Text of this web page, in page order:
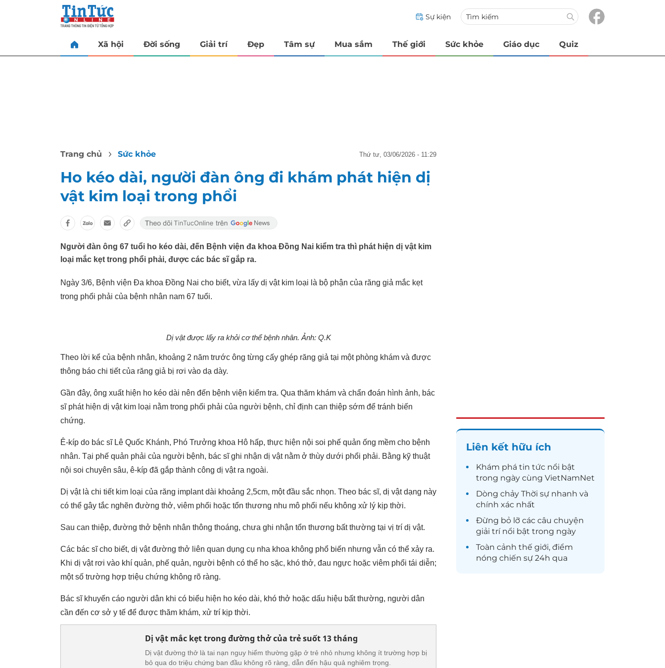
Sự kiện
Xã hội Đời sống Giải trí Đẹp Tâm sự Mua sắm Thế giới Sức khỏe Giáo dục Quiz
Trang chủ Sức khỏe thứ tư, 03/06/2026 - 11:29
Ho kéo dài, người đàn ông đi khám phát hiện dị
vật kim loại trong phổi
Người đàn ông 67 tuổi ho kéo dài, đến Bệnh viện đa khoa Đồng Nai kiểm tra thì phát hiện dị vật kim
loại mắc kẹt trong phổi phải, được các bác sĩ gắp ra.
Ngày 3/6, Bệnh viện Đa khoa Đồng Nai cho biết, vừa lấy dị vật kim loại là bộ phận của răng giả mắc kẹt
trong phổi phải của bệnh nhân nam 67 tuổi.
Dị vật được lấy ra khỏi cơ thể bệnh nhân. Ảnh: Q.K
Theo lời kể của bệnh nhân, khoảng 2 năm trước ông từng cấy ghép răng giả tại một phòng khám và được
thông báo chi tiết của răng giả bị rơi vào dạ dày.
Gần đây, ông xuất hiện ho kéo dài nên đến bệnh viện kiểm tra. Qua thăm khám và chẩn đoán hình ảnh, bác
sĩ phát hiện dị vật kim loại nằm trong phổi phải của người bệnh, chỉ định can thiệp sớm để tránh biến
chứng.
Ê-kíp do bác sĩ Lê Quốc Khánh, Phó Trưởng khoa Hô hấp, thực hiện nội soi phế quản ống mềm cho bệnh
nhân. Tại phế quản phải của người bệnh, bác sĩ ghi nhận dị vật nằm ở thùy dưới phổi phải. Bằng kỹ thuật
nội soi chuyên sâu, ê-kíp đã gắp thành công dị vật ra ngoài.
Dị vật là chi tiết kim loại của răng implant dài khoảng 2,5cm, một đầu sắc nhọn. Theo bác sĩ, dị vật dạng này
có thể gây tắc nghẽn đường thở, viêm phổi hoặc tổn thương nhu mô phổi nếu không xử lý kịp thời.
Sau can thiệp, đường thở bệnh nhân thông thoáng, chưa ghi nhận tổn thương bất thường tại vị trí dị vật.
Các bác sĩ cho biết, dị vật đường thở liên quan dụng cụ nha khoa không phổ biến nhưng vẫn có thể xảy ra.
Khi dị vật rơi vào khí quản, phế quản, người bệnh có thể ho sặc, khó thở, đau ngực hoặc viêm phổi tái diễn;
một số trường hợp triệu chứng không rõ ràng.
Bác sĩ khuyến cáo người dân khi có biểu hiện ho kéo dài, khó thở hoặc dấu hiệu bất thường, người dân
cần đến cơ sở y tế để được thăm khám, xử trí kịp thời.
Dị vật mắc kẹt trong đường thở của trẻ suốt 13 tháng
Dị vật đường thở là tai nạn nguy hiểm thường gặp ở trẻ nhỏ nhưng không ít trường hợp bị
bỏ qua do triệu chứng ban đầu không rõ ràng, dẫn đến hậu quả nghiêm trọng.
Liên kết hữu ích
Khám phá tin tức nổi bật
trong ngày cùng VietNamNet
Dòng chảy Thời sự nhanh và
chính xác nhất
Đừng bỏ lỡ các câu chuyện
giải trínổi bật trong ngày
Toàn cảnh thế giới, điểm
nóng chiến sự 24h qua